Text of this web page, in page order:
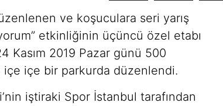
ve koşuculara seri yarış
etkinliğinin üçüncü özel etabı
Kasım 2019 Pazar günü 500
içe içe bir parkurda düzenlendi.
iştiraki Spor İstanbul tarafından